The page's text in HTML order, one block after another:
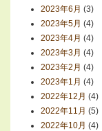
2023年6月 (3)
2023年5月 (4)
2023年4月 (4)
2023年3月 (4)
2023年2月 (4)
2023年1月 (4)
2022年12月 (4)
2022年11月 (5)
2022年10月 (4)